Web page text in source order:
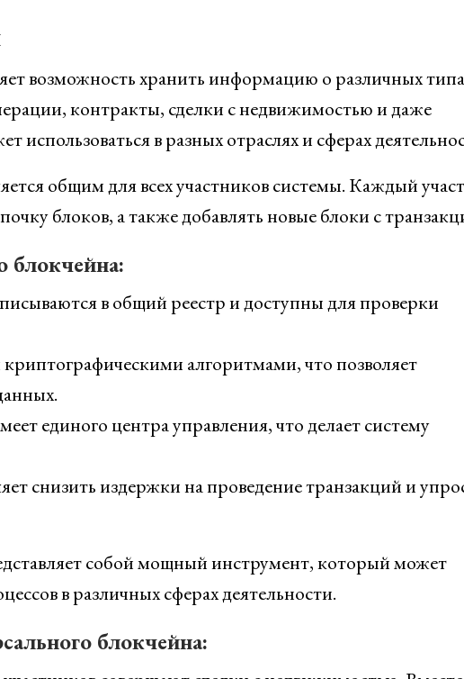
возможность хранить информацию о различных
контракты, сделки с недвижимостью и даже
использоваться в разных отраслях и сферах
общим для всех участников системы. Каждый
блоков, а также добавлять новые блоки с
блокчейна:
в общий реестр и доступны для проверки
алгоритмами, что позволяет
единого центра управления, что делает систему
снизить издержки на проведение транзакций и
собой мощный инструмент, который может
в различных сферах деятельности.
блокчейна: